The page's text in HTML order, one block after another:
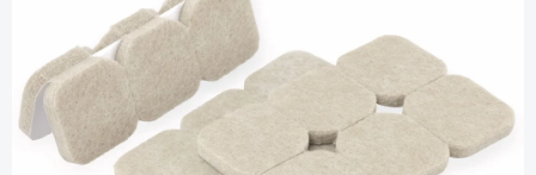
hviezdičiek.